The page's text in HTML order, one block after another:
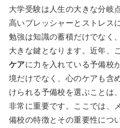
大学受験は人生の大きな分岐
高いプレッシャーとストレス
勉強は知識の蓄積だけでなく、
大きな鍵となります。近年、
ケアに力を入れている予備校
境だけでなく、心のケアも含
けられる予備校を選ぶことは
非常に重要です。ここでは、
備校の特徴とその重要性につ